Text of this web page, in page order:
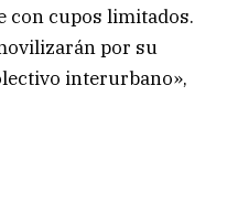
con cupos limitados.
por su
interurbano»,